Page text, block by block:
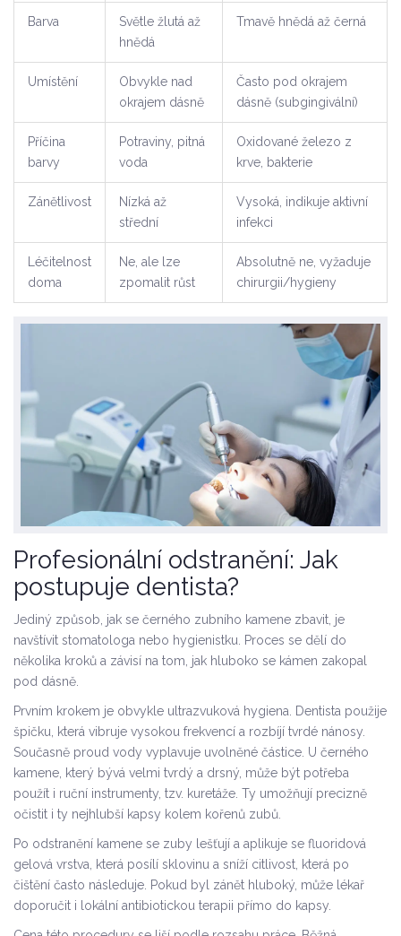
Barva
Světle žlutá až
hnědá
Tmavě hnědá až černá
Umístění
Obvykle nad
okrajem dásně
Často pod okrajem
dásně (subgingivální)
Příčina
barvy
Potraviny, pitná
voda
Oxidované železo z
krve, bakterie
Zánětlivost
Nízká až
střední
Vysoká, indikuje aktivní
infekci
Léčitelnost
doma
Ne, ale lze
zpomalit růst
Absolutně ne, vyžaduje
chirurgii/hygieny
Profesionální odstranění: Jak
postupuje dentista?
Jediný způsob, jak se černého zubního kamene zbavit, je
navštívit stomatologa nebo hygienistku. Proces se dělí do
několika kroků a závisí na tom, jak hluboko se kámen zakopal
pod dásně.
Prvním krokem je obvykle ultrazvuková hygiena. Dentista použije
špičku, která vibruje vysokou frekvencí a rozbíjí tvrdé nánosy.
Současně proud vody vyplavuje uvolněné částice. U černého
kamene, který bývá velmi tvrdý a drsný, může být potřeba
použít i ruční instrumenty, tzv. kuretáže. Ty umožňují precizně
očistit i ty nejhlubší kapsy kolem kořenů zubů.
Po odstranění kamene se zuby lešťují a aplikuje se fluoridová
gelová vrstva, která posílí sklovinu a sníží citlivost, která po
čištění často následuje. Pokud byl zánět hluboký, může lékař
doporučit i lokální antibiotickou terapii přímo do kapsy.